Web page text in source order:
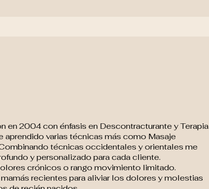
en 2004 con énfasis en Descontracturante y Terapia
varias técnicas más como Masaje
técnicas occidentales y orientales me
y personalizado para cada cliente.
crónicos o rango movimiento limitado.
recientes para aliviar los dolores y molestias